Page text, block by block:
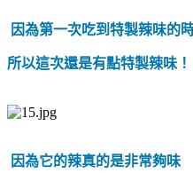
因為第一次吃到特製辣味的
所以這次還是有點特製辣味！
因為它的辣真的是非常夠味